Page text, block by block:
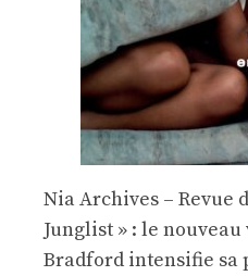
Nia Archives – Revue
Junglist » : le nouveau
Bradford intensifie sa